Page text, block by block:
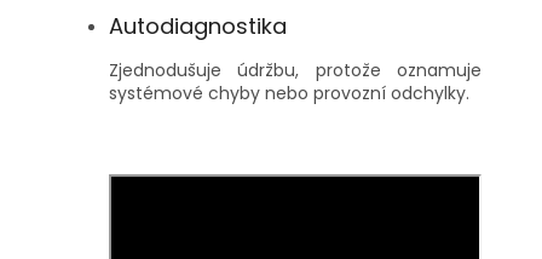
Autodiagnostika
Zjednodušuje údržbu, protože oznamuje
systémové chyby nebo provozní odchylky.